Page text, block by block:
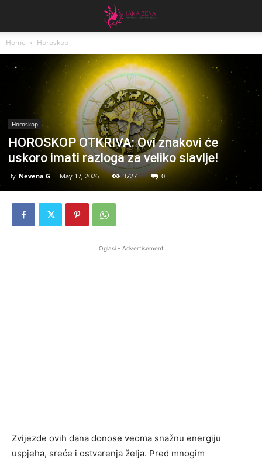
Home Horoskop
Horoskop
HOROSKOP OTKRIVA: Ovi znakovi će
uskoro imati razloga za veliko slavlje!
By Nevena G - May 17, 2026 3727 0
Oglasi - Advertisement
Zvijezde ovih dana donose veoma snažnu energiju
uspjeha, sreće i ostvarenja želja. Pred mnogim